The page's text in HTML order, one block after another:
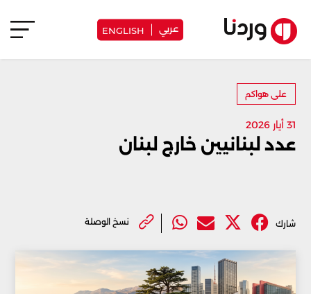
عربي ENGLISH
على هواكم
31 أيار 2026
عدد لبنانيين خارج لبنان
شارك نسخ الوصلة